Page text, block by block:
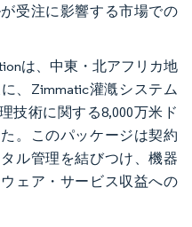
受注に影響する市場での
は、中東・北アフリカ地
、Zimmatic灌漑システム
技術に関する8,000万米ド
。このパッケージは契約
ル管理を結びつけ、機器
ェア・サービス収益への